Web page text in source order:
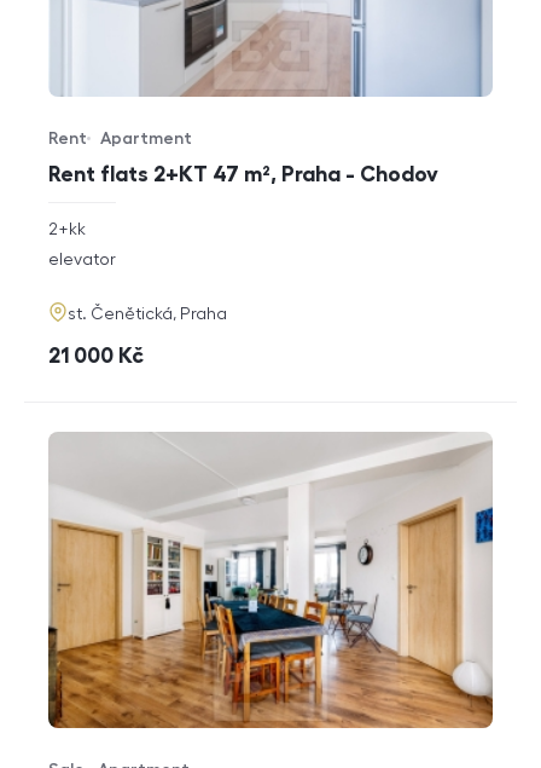
Rent flats 2+KT 47 m², Praha - Chodov
Offer type
Rent
Property type
Apartment
rozměry
disposition
2+kk
funkce
elevator
adresa
st. Čenětická, Praha
cena
21 000 Kč